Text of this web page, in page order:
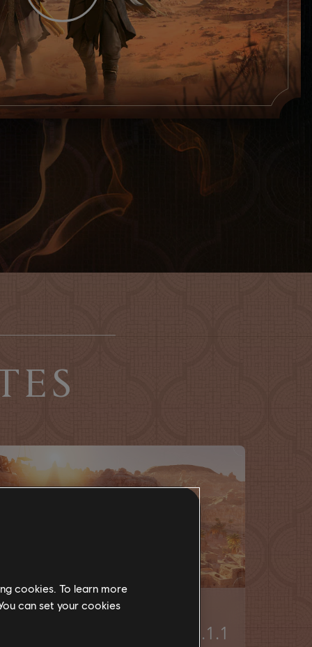
17 dezembro2025 5minutos de leitura
AC Mirage Title Update 1.1.1
cookies. To learn more
can set your cookies